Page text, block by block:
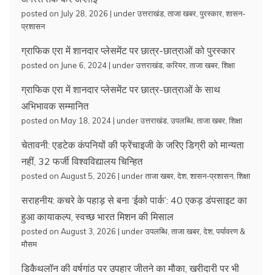
posted on July 28, 2026 | underउत्तराखंड ताजा खबर पुरस्कार शासन-
प्रशासन
ग्राफिक एरा में शानदार प्लेसमेंट पर छात्र-छात्राओं को पुरस्कार
posted on June 6, 2024 | underउत्तराखंड करियर ताजा खबर शिक्षा
ग्राफिक एरा में शानदार प्लेसमेंट पर छात्र-छात्राओं के साथ
अभिभावक सम्मानित
posted on May 18, 2024 | underउत्तराखंड उपलब्धि ताजा खबर शिक्षा
चेतावनी: एडटेक कंपनियों की फ्रेंचाइजी के जरिए डिग्री को मान्यता
नहीं, 32 फर्जी विश्वविद्यालय चिन्हित
posted on August 5, 2026 | underताजा खबर देश, शासन-प्रशासन, शिक्षा
सराहनीय: कचरे के पहाड़ से बना ‘ईको पार्क’: 40 एकड़ डंपसाइट का
हुआ कायाकल्प, स्वच्छ भारत मिशन की मिसाल
posted on August 3, 2026 | underउपलब्धि ताजा खबर देश, पर्यावरण &
मौसम
डिकैथलॉन की वर्षगांठ पर उपहार जीतने का मौका, खरीदारी पर भी